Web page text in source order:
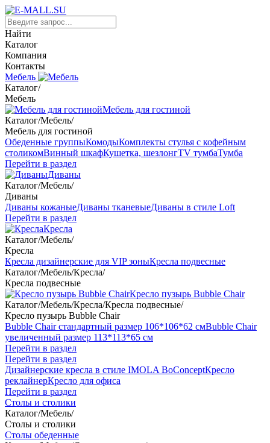
Найти
Каталог
Компания
Контакты
Мебель
Каталог/
Мебель
Мебель для гостиной
Каталог/Мебель/
Мебель для гостиной
Обеденные группыКомодыКомплекты стулья с кофейным
столикомВинный шкафКушетка, шезлонгTV тумбаТумба
Перейти в раздел
Диваны
Каталог/Мебель/
Диваны
Диваны кожаныеДиваны тканевыеДиваны в стиле Loft
Перейти в раздел
Кресла
Каталог/Мебель/
Кресла
Кресла дизайнерские для VIP зоныКресла подвесные
Каталог/Мебель/Кресла/
Кресла подвесные
Кресло пузырь Bubble Chair
Каталог/Мебель/Кресла/Кресла подвесные/
Кресло пузырь Bubble Chair
Bubble Chair стандартный размер 106*106*62 смBubble Chair
увеличенный размер 113*113*65 см
Перейти в раздел
Перейти в раздел
Дизайнерские кресла в стиле IMOLA BoConceptКресло
реклайнерКресло для офиса
Перейти в раздел
Столы и столики
Каталог/Мебель/
Столы и столики
Столы обеденные